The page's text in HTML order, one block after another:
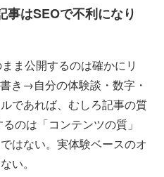
事はSEOで不利になり
ま公開するのは確かにリ
き→自分の体験談・数字・
であれば、むしろ記事の質
のは「コンテンツの質」
はない。実体験ベースのオ
い。